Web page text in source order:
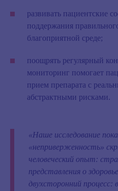
развивать пациентские
поддержания
благоприятной среде;
поощрять регулярный
мониторинг помогает
прием препарата с
абстрактными рисками.
«Наше исследование
«неприверженность»
человеческий опыт:
представления о
двухсторонний процесс: